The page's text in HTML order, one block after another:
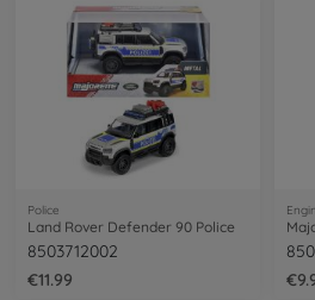
Police
Land Rover Defender 90 Police
8503712002
€11.99